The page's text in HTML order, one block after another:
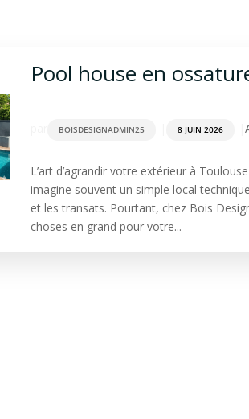
Pool house en
BOISDESIGNADMIN25 8 JUIN 2026
L’art d’agrandir votre extérieur à
imagine souvent un simple local
et les transats. Pourtant, chez Bois
choses en grand pour votre...